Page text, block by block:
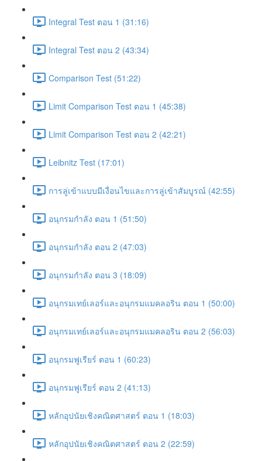
Integral Test ตอน 1 (31:16)
Integral Test ตอน 2 (43:34)
Comparison Test (51:22)
Limit Comparison Test ตอน 1 (45:38)
Limit Comparison Test ตอน 2 (42:21)
Leibnitz Test (17:01)
การลู่เข้าแบบมีเงื่อนไขและการลู่เข้าสัมบูรณ์ (42:55)
อนุกรมกำลัง ตอน 1 (51:50)
อนุกรมกำลัง ตอน 2 (47:03)
อนุกรมกำลัง ตอน 3 (18:09)
อนุกรมเทย์เลอร์และอนุกรมแมคลอริน ตอน 1 (50:00)
อนุกรมเทย์เลอร์และอนุกรมแมคลอริน ตอน 2 (56:03)
อนุกรมฟูเรียร์ ตอน 1 (60:23)
อนุกรมฟูเรียร์ ตอน 2 (41:13)
หลักอุปนัยเชิงคณิตศาสตร์ ตอน 1 (18:03)
หลักอุปนัยเชิงคณิตศาสตร์ ตอน 2 (22:59)